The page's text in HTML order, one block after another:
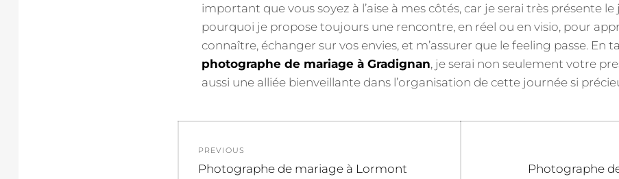
important que vous soyez à l’aise à mes côtés, car je serai très présente le
pourquoi je propose toujours une rencontre, en réel ou en visio, pour
connaître, échanger sur vos envies, et m’assurer que le feeling passe. En
photographe de mariage à Gradignan, je serai non seulement votre
aussi une alliée bienveillante dans l’organisation de cette journée si
de
PREVIOUS
Previous
Photographe de mariage à Lormont Next
Photographe